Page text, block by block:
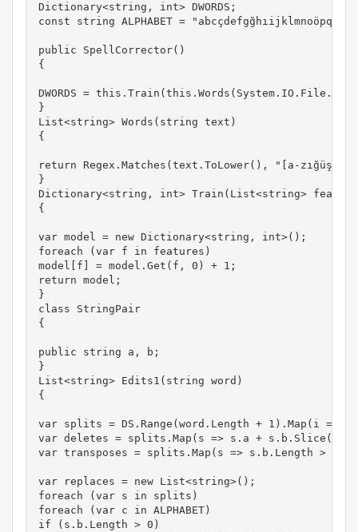
Dictionary<string, int> DWORDS;
const string ALPHABET =
public SpellCorrector()
{
DWORDS =
}
List<string> Words(string text)
{
return Regex.Matches(text.ToLower(), "[a-
}
Dictionary<string, int> Train(List<string>
{
var model = new Dictionary<string, int>();
foreach (var f in features)
model[f] = model.Get(f, 0) + 1;
return model;
}
class StringPair
{
public string a, b;
}
List<string> Edits1(string word)
{
var splits = DS.Range(word.Length + 1).Map(i
var deletes = splits.Map(s => s.a + s.b.Slice(1));
var transposes = splits.Map(s => s.b.Length >
var replaces = new List<string>();
foreach (var s in splits)
foreach (var c in ALPHABET)
if (s.b.Length > 0)